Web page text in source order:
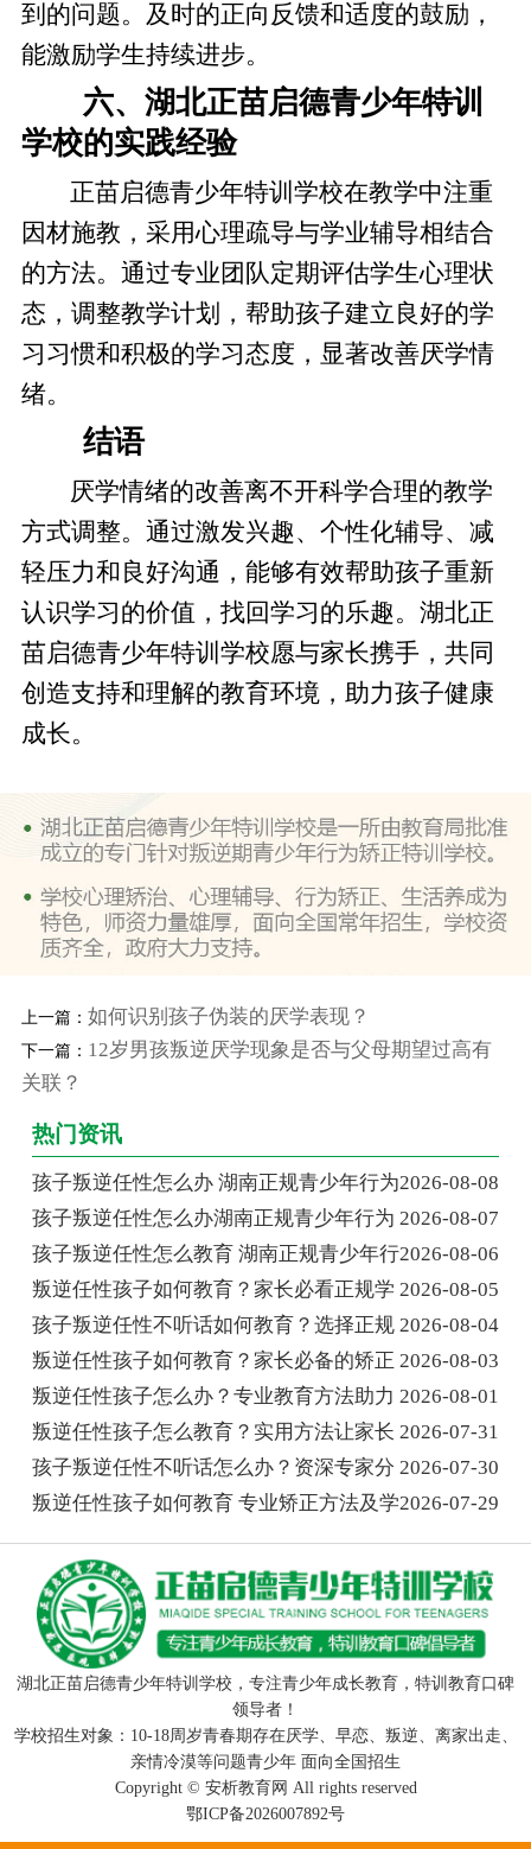
到的问题。及时的正向反馈和适度的鼓励，
能激励学生持续进步。
六、湖北正苗启德青少年特训
学校的实践经验
正苗启德青少年特训学校在教学中注重
因材施教，采用心理疏导与学业辅导相结合
的方法。通过专业团队定期评估学生心理状
态，调整教学计划，帮助孩子建立良好的学
习习惯和积极的学习态度，显著改善厌学情
绪。
结语
厌学情绪的改善离不开科学合理的教学
方式调整。通过激发兴趣、个性化辅导、减
轻压力和良好沟通，能够有效帮助孩子重新
认识学习的价值，找回学习的乐趣。湖北正
苗启德青少年特训学校愿与家长携手，共同
创造支持和理解的教育环境，助力孩子健康
成长。
上一篇： 如何识别孩子伪装的厌学表现？
下一篇： 12岁男孩叛逆厌学现象是否与父母期望过高有
关联？
热门资讯
孩子叛逆任性怎么办 湖南正规青少年行为2026-08-08
孩子叛逆任性怎么办湖南正规青少年行为 2026-08-07
孩子叛逆任性怎么教育 湖南正规青少年行2026-08-06
叛逆任性孩子如何教育？家长必看正规学 2026-08-05
孩子叛逆任性不听话如何教育？选择正规 2026-08-04
叛逆任性孩子如何教育？家长必备的矫正 2026-08-03
叛逆任性孩子怎么办？专业教育方法助力 2026-08-01
叛逆任性孩子怎么教育？实用方法让家长 2026-07-31
孩子叛逆任性不听话怎么办？资深专家分 2026-07-30
叛逆任性孩子如何教育 专业矫正方法及学2026-07-29
湖北正苗启德青少年特训学校，专注青少年成长教育，特训教育口碑
领导者！
学校招生对象：10-18周岁青春期存在厌学、早恋、叛逆、离家出走、
亲情冷漠等问题青少年 面向全国招生
Copyright © 安析教育网 All rights reserved
鄂ICP备2026007892号